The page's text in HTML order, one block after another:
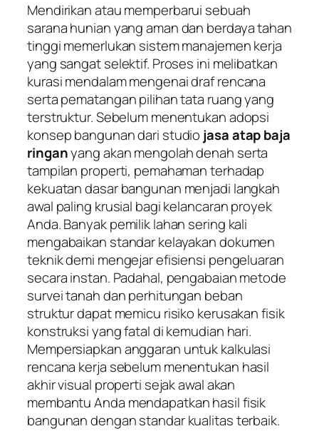
Mendirikan atau memperbarui sebuah
sarana hunian yang aman dan berdaya tahan
tinggi memerlukan sistem manajemen kerja
yang sangat selektif. Proses ini melibatkan
kurasi mendalam mengenai draf rencana
serta pematangan pilihan tata ruang yang
terstruktur. Sebelum menentukan adopsi
konsep bangunan dari studio jasa atap baja
ringanyang akan mengolah denah serta
tampilan properti, pemahaman terhadap
kekuatan dasar bangunan menjadi langkah
awal paling krusial bagi kelancaran proyek
Anda. Banyak pemilik lahan sering kali
mengabaikan standar kelayakan dokumen
teknik demi mengejar efisiensi pengeluaran
secara instan. Padahal, pengabaian metode
survei tanah dan perhitungan beban
struktur dapat memicu risiko kerusakan fisik
konstruksi yang fatal di kemudian hari.
Mempersiapkan anggaran untuk kalkulasi
rencana kerja sebelum menentukan hasil
akhir visual properti sejak awal akan
membantu Anda mendapatkan hasil fisik
bangunan dengan standar kualitas terbaik.